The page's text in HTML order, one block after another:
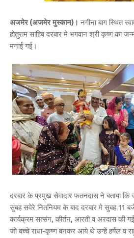
अजमेर (अजमेर मुस्कान)। नगीना बाग स्थित
होतुराम साहिब दरबार मे भगवान श्री कृष्ण का
मनाई गई।
दरबार के प्रमुख सेवादार फतनदास ने बताया
सुबह सवेरे नितनियम के बाद दरबार मे सुबह 11
कार्यक्रम सत्संग, कीर्तन, आरती व अरदास की
जो बच्चे राधा-कृष्ण बनकर आये थे उन्हें हर्षल व